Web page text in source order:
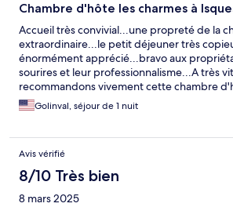
Chambre d'hôte les charmes à
Accueil très convivial...une propreté de la
extraordinaire...le petit déjeuner très
énormément apprécié...bravo aux
sourires et leur professionnalisme...A très
recommandons vivement cette chambre
Golinval, séjour de 1 nuit
Avis vérifié
8/10 Très bien
8 mars 2025